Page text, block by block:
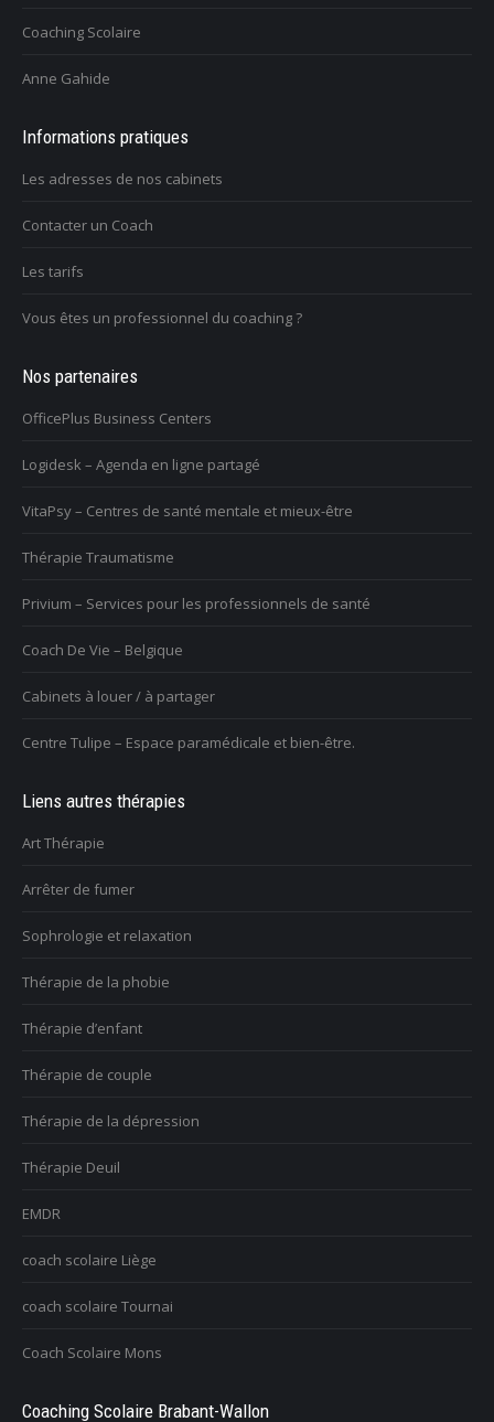
Coaching Scolaire
Anne Gahide
Informations pratiques
Les adresses de nos cabinets
Contacter un Coach
Les tarifs
Vous êtes un professionnel du coaching ?
Nos partenaires
OfficePlus Business Centers
Logidesk – Agenda en ligne partagé
VitaPsy – Centres de santé mentale et mieux-être
Thérapie Traumatisme
Privium – Services pour les professionnels de santé
Coach De Vie – Belgique
Cabinets à louer / à partager
Centre Tulipe – Espace paramédicale et bien-être.
Liens autres thérapies
Art Thérapie
Arrêter de fumer
Sophrologie et relaxation
Thérapie de la phobie
Thérapie d’enfant
Thérapie de couple
Thérapie de la dépression
Thérapie Deuil
EMDR
coach scolaire Liège
coach scolaire Tournai
Coach Scolaire Mons
Coaching Scolaire Brabant-Wallon